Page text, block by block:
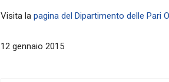
Visita la pagina del Dipartimento delle Pari
12 gennaio 2015